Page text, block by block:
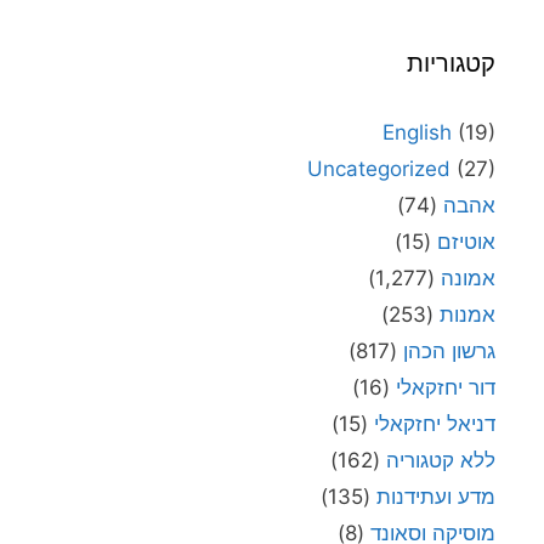
קטגוריות
English (19)
Uncategorized (27)
אהבה (74)
אוטיזם (15)
אמונה (1,277)
אמנות (253)
גרשון הכהן (817)
דור יחזקאלי (16)
דניאל יחזקאלי (15)
ללא קטגוריה (162)
מדע ועתידנות (135)
מוסיקה וסאונד (8)